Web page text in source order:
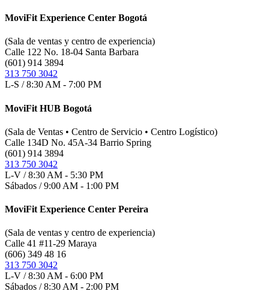
MoviFit Experience Center Bogotá
(Sala de ventas y centro de experiencia)
Calle 122 No. 18-04 Santa Barbara
(601) 914 3894
313 750 3042
L-S / 8:30 AM - 7:00 PM
MoviFit HUB Bogotá
(Sala de Ventas • Centro de Servicio • Centro Logístico)
Calle 134D No. 45A-34 Barrio Spring
(601) 914 3894
313 750 3042
L-V / 8:30 AM - 5:30 PM
Sábados / 9:00 AM - 1:00 PM
MoviFit Experience Center Pereira
(Sala de ventas y centro de experiencia)
Calle 41 #11-29 Maraya
(606) 349 48 16
313 750 3042
L-V / 8:30 AM - 6:00 PM
Sábados / 8:30 AM - 2:00 PM